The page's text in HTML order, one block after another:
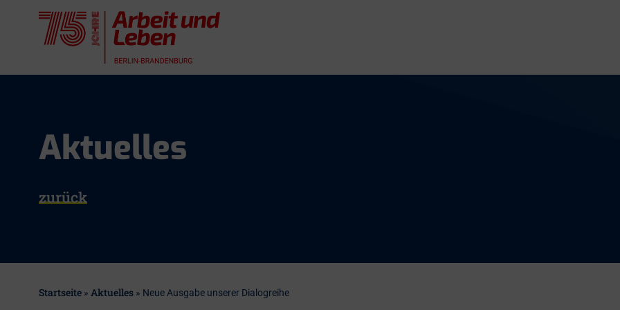
Aktuelles
zurück
Startseite » Aktuelles » Neue Ausgabe unserer Dialogreihe